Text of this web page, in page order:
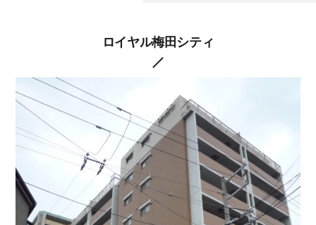
ロイヤル梅田シティ